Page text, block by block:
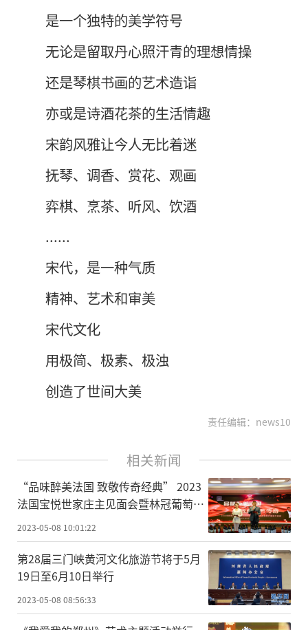
是一个独特的美学符号
无论是留取丹心照汗青的理想情操
还是琴棋书画的艺术造诣
亦或是诗酒花茶的生活情趣
宋韵风雅让今人无比着迷
抚琴、调香、赏花、观画
弈棋、烹茶、听风、饮酒
......
宋代，是一种气质
精神、艺术和审美
宋代文化
用极简、极素、极浊
创造了世间大美
责任编辑：news10
相关新闻
“品味醉美法国 致敬传奇经典” 2023
法国宝悦世家庄主见面会暨林冠葡萄酒
主题旅行南漳行发布
2023-05-08 10:01:22
第28届三门峡黄河文化旅游节将于5月
19日至6月10日举行
2023-05-08 08:56:33